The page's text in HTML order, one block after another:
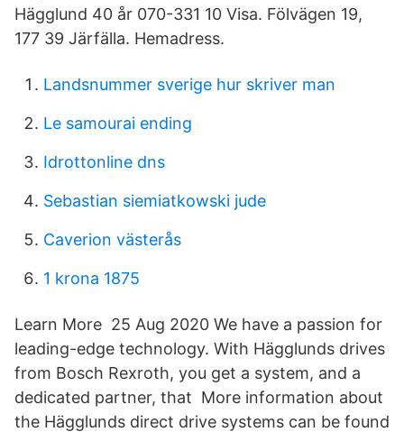
Hägglund 40 år 070-331 10 Visa. Fölvägen 19,
177 39 Järfälla. Hemadress.
Landsnummer sverige hur skriver man
Le samourai ending
Idrottonline dns
Sebastian siemiatkowski jude
Caverion västerås
1 krona 1875
Learn More 25 Aug 2020 We have a passion for
leading-edge technology. With Hägglunds drives
from Bosch Rexroth, you get a system, and a
dedicated partner, that More information about
the Hägglunds direct drive systems can be found